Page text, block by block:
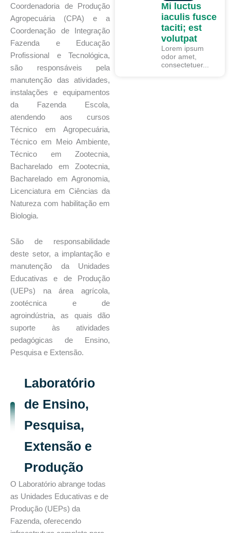
Coordenadoria de Produção
Agropecuária (CPA) e a
Coordenação de Integração
Fazenda e Educação
Profissional e Tecnológica,
são responsáveis pela
manutenção das atividades,
instalações e equipamentos
da Fazenda Escola,
atendendo aos cursos
Técnico em Agropecuária,
Técnico em Meio Ambiente,
Técnico em Zootecnia,
Bacharelado em Zootecnia,
Bacharelado em Agronomia,
Licenciatura em Ciências da
Natureza com habilitação em
Biologia.
São de responsabilidade
deste setor, a implantação e
manutenção da Unidades
Educativas e de Produção
(UEPs) na área agrícola,
zootécnica e de
agroindústria, as quais dão
suporte às atividades
pedagógicas de Ensino,
Pesquisa e Extensão.
Laboratório
de Ensino,
Pesquisa,
Extensão e
Produção
O Laboratório abrange todas
as Unidades Educativas e de
Produção (UEPs) da
Fazenda, oferecendo
Mi luctus
iaculis fusce
taciti; est
volutpat
Lorem ipsum
odor amet,
consectetuer...